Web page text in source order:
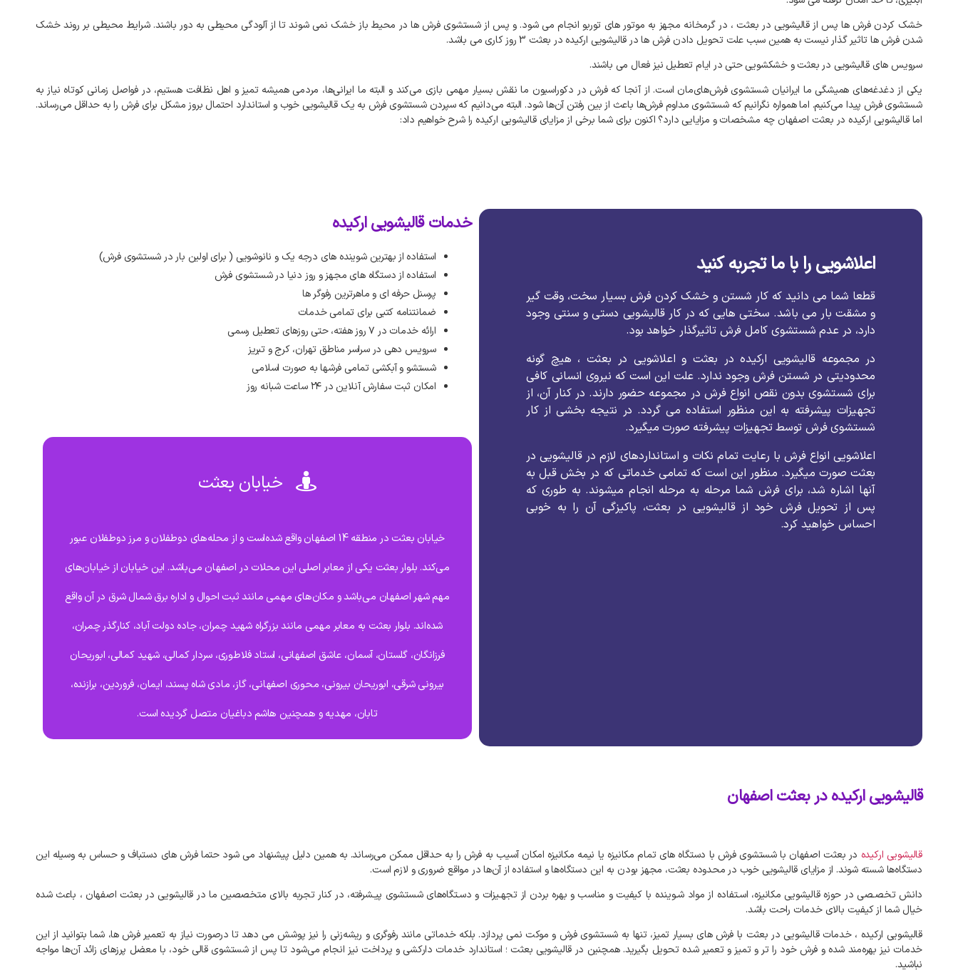
خشک کردن فرش ها پس از قالیشویی در بعثت ، در گرمخانه مجهز به موتور های توربو انجام می شود. و پس از شستشوی فرش ها در محیط باز خشک نمی شوند تا از آلودگی محیطی به دور باشند.شرایط محیطی بر روند خشک
شدن فرش هاتاثیر گذار نیست به همین سبب علت تحویل دادن فرش ها در قالیشویی ارکیده در بعثت روز کاری می باشد.
سرویس های قالیشویی در بعثت و خشکشویی حتی در ایام تعطیل نیز فعال می باشند.
یکی از دغدغه‌های همیشگی ما ایرانیان شستشوی فرش‌های‌مان است. از آنجا که فرش در دکوراسیون ما نقش بسیار مهمی بازی می‌کند و البته ما ایرانی‌ها، مردمی همیشه تمیز و اهل نظافت هستیم، در فواصل زمانی کوتاه نیاز به
شستشوی فرش پیدا می‌کنیم. اماهمواره نگرانیمکه شستشوی مداوم فرش‌ها باعث از بین رفتن آن‌هاشود. البته می‌دانیمکه سپردن شستشوی فرش به یک قالیشویی خوب و استاندارد احتمال بروز مشکل برای فرش را به‌ حداقل می‌رساند.
اماقالیشویی ارکیده در بعثت اصفهان چه مشخصات و مزایایی دارد؟ اکنون برای شما برخی از مزایای قالیشویی ارکیده را شرح خواهیم داد:
اعلاشویی را با ما تجربه کنید
قطعا شما می دانید که کار شستن و خشک کردن فرش بسیار سخت، وقت گیر
و مشقت بار می باشد. سختی هایی که در کار قالیشویی دستی و سنتی وجود
دارد، در عدم شستشوی کامل فرش تاثیرگذار خواهد بود.
در مجموعه قالیشویی ارکیده در بعثت و اعلاشویی در بعثت ، هیچ گونه
محدودیتی در شستن فرش وجود ندارد.علت این است که نیروی انسانی کافی
برای شستشوی بدون نقص انواع فرش در مجموعه حضور دارند. در کنار آن، از
تجهیزات پیشرفته به این منظور استفاده می گردد. در نتیجه بخشی از کار
شستشویفرش توسطتجهیزات پیشرفته صورت میگیرد.
اعلاشویی انواع فرش با رعایت تمام نکات و استانداردهای لازم در قالیشویی در
بعثت صورت میگیرد. منظور این است که تمامی خدماتی که در بخش قبل به
آنها اشاره شد، برای فرش شما مرحله به مرحله انجام میشوند. به طوری که
پس از تحویل فرش خود از قالیشویی در بعثت، پاکیزگی آن را به خوبی
احساس خواهید کرد.
خدمات قالیشویی ارکیده
استفاده از بهترین شوینده های درجه یک و نانوشویی ( برای اولین بار در شستشوی فرش)
استفاده از دستگاه های مجهز و روز دنیا در شستشوی فرش
پرسنل حرفه ای و ماهرترین رفوگر ها
ضمانتنامه کتبی برای تمامی خدمات
ارائه خدمات در ۷ روز هفته، حتی روزهای تعطیل رسمی
سرویس دهی در سراسر مناطق تهران، کرج و تبریز
شستشو و آبکشی تمامی فرشها به صورت اسلامی
امکان ثبت سفارش آنلاین در ۲۴ ساعت شبانه روز
خیابان بعثت
خیابان بعثت در منطقه 14 اصفهان واقع شده‌است و از محله‌های دوطفلان و مرز دوطفلان عبور
می‌کند. بلوار بعثت یکی از معابر اصلی این محلات در اصفهان می‌باشد. این خیابان از خیابان‌های
مهم شهر اصفهان می‌باشد و مکان‌های مهمی مانند ثبت احوال و اداره برق شمال شرق در آن واقع
شده‌اند. بلوار بعثت به معابر مهمی مانند بزرگراه شهید چمران، جاده دولت آباد، کنارگذر چمران،
فرزانگان، گلستان، آسمان، عاشق اصفهانی، استاد فلاطوری، سردار کمالی، شهید کمالی، ابوریحان
بیرونی شرقی، ابوریحان بیرونی، محوری اصفهانی، گاز، مادی شاه پسند، ایمان، فروردین، برازنده،
تابان، مهدیه و همچنین هاشم دباغیان متصل گردیده است.
قالیشویی ارکیده در بعثت اصفهان
قالیشویی ارکیده در بعثت اصفهان با شستشوی فرش با دستگاه‌ های تمام مکانیزه یا نیمه مکانیزه امکان آسیب به فرش را به حداقل ممکن می‌رساند. به‌ همین دلیل پیشنهاد می‌ شود حتما فرش‌ های دستباف و حساس به وسیله این
دستگاه‌هاشسته شوند. از مزایای قالیشویی خوب در محدوده بعثت، مجهز بودن به این دستگاه‌هاو استفاده از آن‌هادر مواقع ضروری و لازم است.
دانش تخصـصی در حوزه قالیشویی مکانیزه، اسـتفاده از مواد شـوینده با کیفیت و مناسب و بهره بردن از تجهـیزات و دسـتگاه‌های شستشوی پیـشرفته، در کنار تجربه بالای متخصصین ما در قالیشویی در بعثت اصفهان ، باعث شده
خیال شما از کیفیت بالای خدمات راحت باشد.
قالیشویی ارکیده ، خدمات قالیشویی در بعثت با فرش های بسیار تمیز، تنها به شستشوی فرش و موکت نمی‌ پردازد. بلکه خدماتی مانند رفوگری و ریشه‌زنی را نیز پوشش می‌ دهد تا درصورت نیاز به تعمیر فرش‌ ها، شما بتوانید از این
خدمات نیز بهره‌مند شده و فرش خود را تر و تمیز و تعمیر شده تحویل بگیرید.همچنین در قالیشویی بعثت ؛ استاندارد خدمات دارکشی و پرداخت نیز انجام می‌شود تا پس از شستشوی قالی خود، با معضل پرزهای زائد آن‌ها مواجه
نباشید.